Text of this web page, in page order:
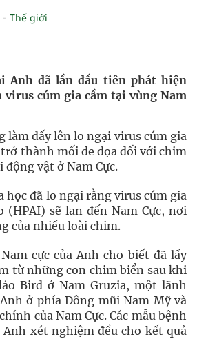
Thế giới
Anh đã lần đầu tiên phát hiện
cúm gia cầm tại vùng Nam
làm dấy lên lo ngại virus cúm gia
trở thành mối đe dọa đối với chim
động vật ở Nam Cực.
học đã lo ngại rằng virus cúm gia
(HPAI) sẽ lan đến Nam Cực, nơi
của nhiều loài chim.
cực của Anh cho biết đã lấy
từ những con chim biển sau khi
Bird ở Nam Gruzia, một lãnh
ở phía Đông mũi Nam Mỹ và
của Nam Cực. Các mẫu bệnh
xét nghiệm đều cho kết quả